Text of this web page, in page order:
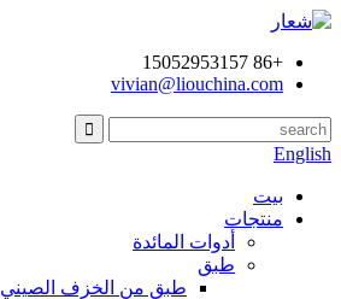
+86 15052953157
vivian@liouchina.com
English
بيت
منتجات
أدوات المائدة
طبق
طبق من الخزف الصيني